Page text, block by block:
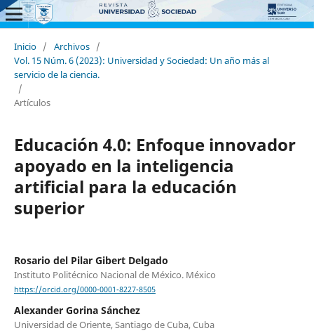
Inicio / Archivos /
Vol. 15 Núm. 6 (2023): Universidad y Sociedad: Un año más al
servicio de la ciencia.
/
Artículos
Educación 4.0: Enfoque innovador
apoyado en la inteligencia
artificial para la educación
superior
Rosario del Pilar Gibert Delgado
Instituto Politécnico Nacional de México. México
https://orcid.org/0000-0001-8227-8505
Alexander Gorina Sánchez
Universidad de Oriente, Santiago de Cuba, Cuba